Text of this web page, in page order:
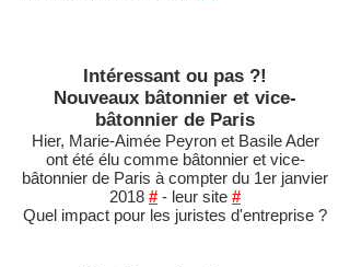
Intéressant ou pas ?!
Nouveaux bâtonnier et vice-
bâtonnier de Paris
Hier, Marie-Aimée Peyron et Basile Ader
ont été élu comme bâtonnier et vice-
bâtonnier de Paris à compter du 1er janvier
2018 # - leur site #
Quel impact pour les juristes d'entreprise ?